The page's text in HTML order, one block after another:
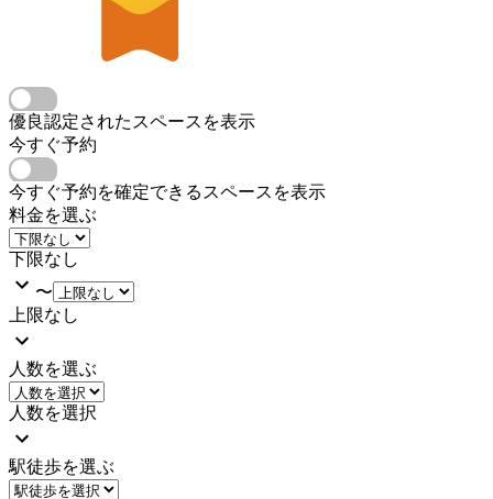
優良認定されたスペースを表示
今すぐ予約
今すぐ予約を確定できるスペースを表示
料金を選ぶ
下限なし
〜
上限なし
人数を選ぶ
人数を選択
駅徒歩を選ぶ